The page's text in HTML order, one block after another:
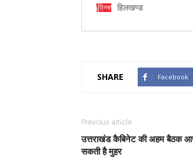
SHARE Facebook
Previous article
उत्तराखंड कैबिनेट की अहम बैठक
सकती है मुहर